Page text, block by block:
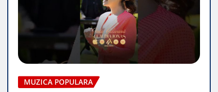
MUZICA POPULARA